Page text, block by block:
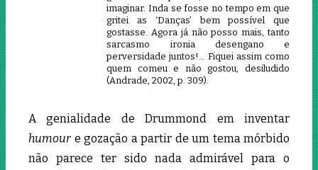
imaginar. Inda se fosse no tempo em que
gritei as ‘Danças’ bem possível que
gostasse. Agora já não posso mais, tanto
sarcasmo ironia desengano e
perversidade juntos!… Fiquei assim como
quem comeu e não gostou, desiludido
(Andrade, 2002, p. 309).
A genialidade de Drummond em inventar
humour e gozação a partir de um tema mórbido
não parece ter sido nada admirável para o